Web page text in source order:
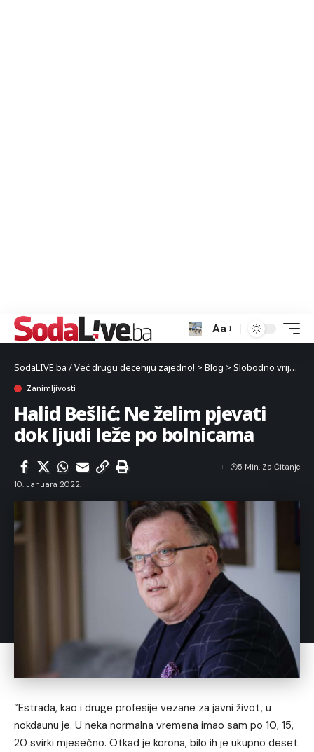
Aa
SodaLIVE.ba / Već drugu deceniju zajedno! > Blog > Slobodno vrijeme
Zanimljivosti
Halid Bešlić: Ne želim pjevati
dok ljudi leže po bolnicama
10. Januara 2022.
5 Min. Za Čitanje
“Estrada, kao i druge profesije vezane za javni život, u
nokdaunu je. U neka normalna vremena imao sam po 10, 15,
20 svirki mjesečno. Otkad je korona, bilo ih je ukupno deset.